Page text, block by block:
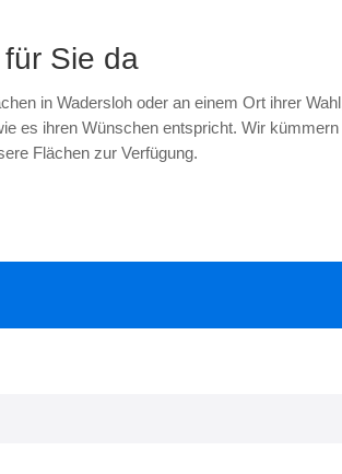
Sie da
in Wadersloh oder an einem Ort ihrer
es ihren Wünschen entspricht. Wir kümmern
Flächen zur Verfügung.